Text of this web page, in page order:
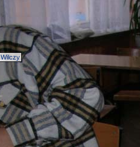
Wilczy